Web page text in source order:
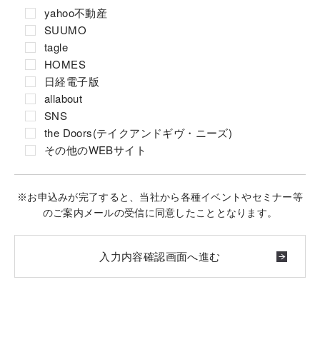
yahoo不動産
SUUMO
tagle
HOMES
日経電子版
allabout
SNS
the Doors(テイクアンドギヴ・ニーズ)
その他のWEBサイト
※お申込みが完了すると、当社から各種イベントやセミナー等
のご案内メールの受信に同意したこととなります。